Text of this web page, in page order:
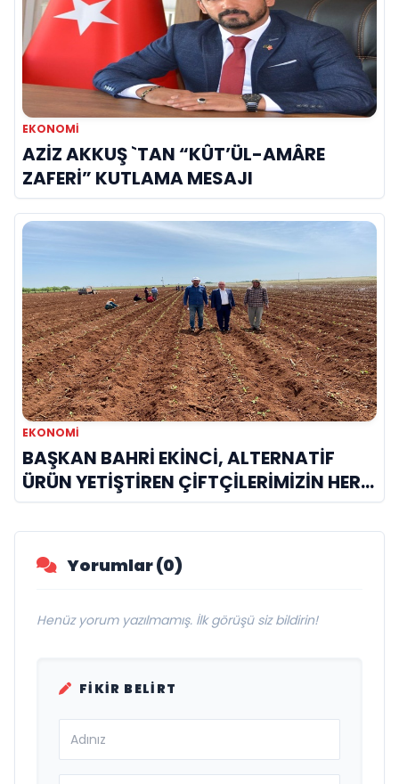
EKONOMİ
AZİZ AKKUŞ `TAN “KÛT’ÜL-AMÂRE
ZAFERİ” KUTLAMA MESAJI
EKONOMİ
BAŞKAN BAHRİ EKİNCİ, ALTERNATİF
ÜRÜN YETİŞTİREN ÇİFTÇİLERİMİZİN HER
ZAMAN YANINDAYIZ
Yorumlar (0)
Henüz yorum yazılmamış. İlk görüşü siz bildirin!
FIKIR BELIRT